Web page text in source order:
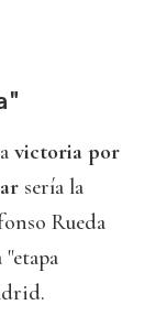
victoria por
sería la
Rueda